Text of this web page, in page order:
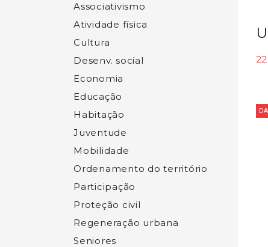
Associativismo
Atividade física
Cultura
Desenv. social
Economia
Educação
Habitação
Juventude
Mobilidade
Ordenamento do território
Participação
Proteção civil
Regeneração urbana
Seniores